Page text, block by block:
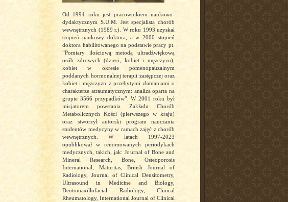
Od 1994 roku jest pracownikiem naukowo-
dydaktycznym S.U.M. Jest specjalistą chorób
wewnętrznych (1989 r.). W roku 1993 uzyskał
stopień naukowy doktora, a w 2000 stopień
doktora habilitowanego na podstawie pracy pt.
”Pomiary ilościową metodą ultradźwiękową
osób zdrowych (dzieci, kobiet i mężczyzn),
kobiet w okresie pomenopauzalnym
poddanych hormonalnej terapii zastępczej oraz
kobiet i mężczyzn z przebytymi złamaniami o
charakterze atraumatycznym: analiza oparta na
grupie 3566 przypadków”. W 2001 roku był
inicjatorem powstania Zakładu Chorób
Metabolicznych Kości (pierwszego w kraju)
oraz stworzył autorski program nauczania
studentów medycyny w ramach zajęć z chorób
wewnętrznych. W latach 1997-2023
opublikował w renomowanych periodykach
medycznych, takich, jak: Journal of Bone and
Mineral Research, Bone, Osteoporosis
International, Maturitas, British Journal of
Radiology, Journal of Clinical Densitometry,
Ultrasound in Medicine and Biology,
Dentomaxillofacial Radiology, Clinical
Rheumatology, International Journal of Clinical